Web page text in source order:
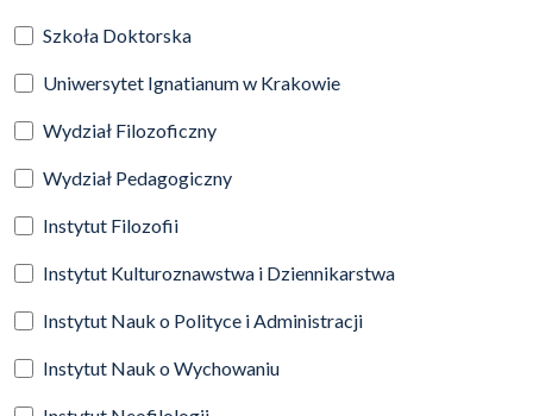
Szkoła Doktorska
Uniwersytet Ignatianum w Krakowie
Wydział Filozoficzny
Wydział Pedagogiczny
Instytut Filozofii
Instytut Kulturoznawstwa i Dziennikarstwa
Instytut Nauk o Polityce i Administracji
Instytut Nauk o Wychowaniu